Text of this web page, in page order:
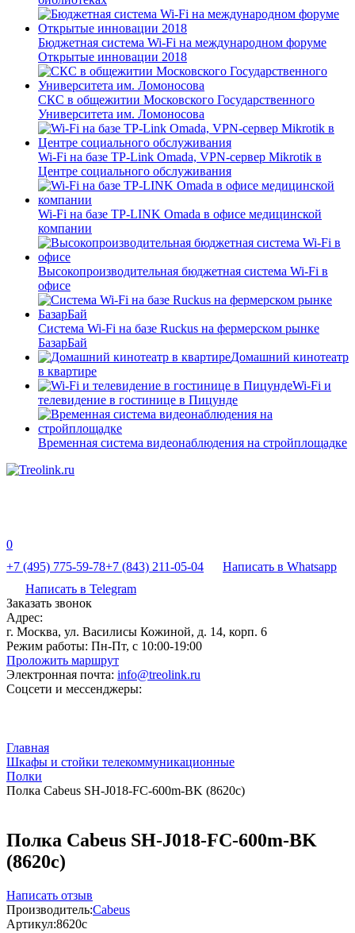
Бюджетная система Wi-Fi на международном форуме
Открытые инновации 2018
СКС в общежитии Московского Государственного
Университета им. Ломоносова
Wi-Fi на базе TP-Link Omada, VPN-сервер Mikrotik в
Центре социального обслуживания
Wi-Fi на базе TP-LINK Omada в офисе медицинской
компании
Высокопроизводительная бюджетная система Wi-Fi в
офисе
Система Wi-Fi на базе Ruckus на фермерском рынке
БазарБай
Домашний кинотеатр
в квартире
Wi-Fi и
телевидение в гостинице в Пицунде
Временная система видеонаблюдения на стройплощадке
0
+7 (495) 775-59-78+7 (843) 211-05-04
Написать в Whatsapp
Написать в Telegram
Заказать звонок
Адрес:
г. Москва, ул. Василисы Кожиной, д. 14, корп. 6
Режим работы: Пн-Пт, с 10:00-19:00
Проложить маршрут
Электронная почта: info@treolink.ru
Соцсети и мессенджеры:
Главная
Шкафы и стойки телекоммуникационные
Полки
Полка Cabeus SH-J018-FC-600m-BK (8620c)
Полка Cabeus SH-J018-FC-600m-BK
(8620c)
Написать отзыв
Производитель:Cabeus
Артикул:8620c